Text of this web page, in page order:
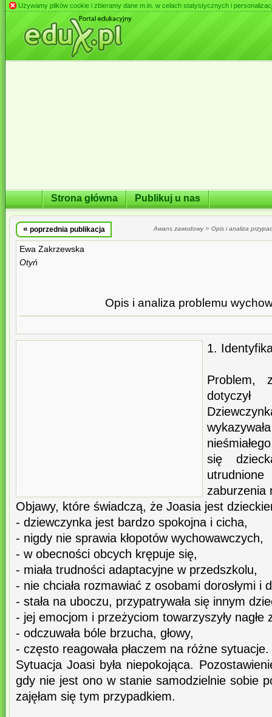
Używamy plików cookie i zbieramy dane m.in. w celach statystycznych i
Strona główna Publikuj u nas
« poprzednia publikacja Awans zawodowy» Opis i analiza
Ewa Zakrzewska
Otyń
Opis i analiza problemu
1.
Problem,
dotyczył
się
zaburzenia
Objawy, które świadczą, że Joasia jest
- dziewczynka jest bardzo spokojna i cicha,
- nigdy nie sprawia kłopotów wychowawczych,
- w obecności obcych krępuje się,
- miała trudności adaptacyjne w przedszkolu,
- nie chciała rozmawiać z osobami dorosłymi i
- stała na uboczu, przypatrywała się innym
- jej emocjom i przeżyciom towarzyszyły
- odczuwała bóle brzucha, głowy,
- często reagowała płaczem na różne sytuacje.
Sytuacja Joasi była niepokojąca.
gdy nie jest ono w stanie samodzielnie sobie
zajęłam się tym przypadkiem.